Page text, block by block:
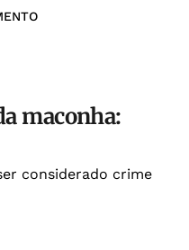
maconha:
considerado crime